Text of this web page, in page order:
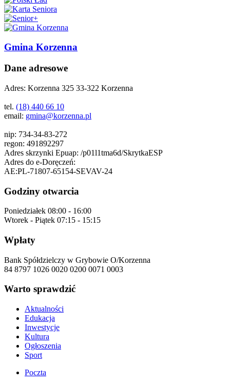
Gmina Korzenna
Dane adresowe
Adres: Korzenna 325 33-322 Korzenna
tel. (18) 440 66 10
email: gmina@korzenna.pl
nip: 734-34-83-272
regon: 491892297
Adres skrzynki Epuap: /p01l1tma6d/SkrytkaESP
Adres do e-Doręczeń:
AE:PL-71807-65154-SEVAV-24
Godziny otwarcia
Poniedziałek 08:00 - 16:00
Wtorek - Piątek 07:15 - 15:15
Wpłaty
Bank Spółdzielczy w Grybowie O/Korzenna
84 8797 1026 0020 0200 0071 0003
Warto sprawdzić
Aktualności
Edukacja
Inwestycje
Kultura
Ogłoszenia
Sport
Poczta